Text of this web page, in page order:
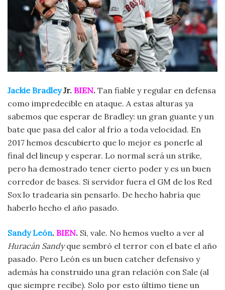
Jackie BradleyJr. BIEN. Tan fiable y regular en defensa
como impredecible en ataque. A estas alturas ya
sabemos que esperar de Bradley: un gran guante y un
bate que pasa del calor al frío a toda velocidad. En
2017 hemos descubierto que lo mejor es ponerle al
final del lineup y esperar. Lo normal será un strike,
pero ha demostrado tener cierto poder y es un buen
corredor de bases. Si servidor fuera el GM de los Red
Sox lo tradearia sin pensarlo. De hecho habría que
haberlo hecho el año pasado.
Sandy León. BIEN. Si, vale. No hemos vuelto a ver al
Huracán Sandyque sembró el terror con el bate el año
pasado. Pero León es un buen catcher defensivo y
además ha construido una gran relación con Sale (al
que siempre recibe). Solo por esto último tiene un